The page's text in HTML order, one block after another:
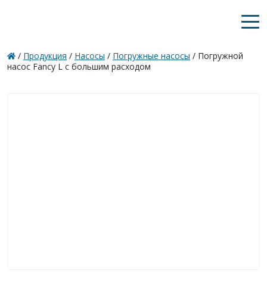
/ Продукция / Насосы / Погружные насосы / Погружной
насос Fancy L с большим расходом